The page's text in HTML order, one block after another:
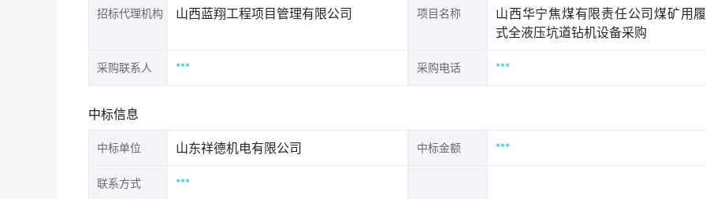
招标代理机构 山西蓝翔工程项目管理有限公司 项目名称
山西华宁焦煤有限责任公司煤矿用
式全液压坑道钻机设备采购
采购联系人 *** 采购电话 ***
中标信息
中标单位 山东祥德机电有限公司 中标金额 ***
联系方式 ***